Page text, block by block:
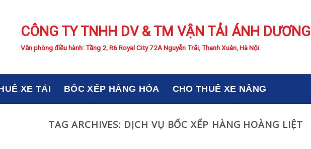
CÔNG TY TNHH DV & TM VẬN TẢI ÁNH DƯƠNG
Văn phòng điều hành: Tầng 2, R6 Royal City 72A Nguyễn Trãi, Thanh Xuân, Hà Nội.
XE TẢI BỐC XẾP HÀNG HÓA CHO THUÊ XE NÂNG
TAG ARCHIVES: DỊCH VỤ BỐC XẾP HÀNG HOÀNG LIỆT